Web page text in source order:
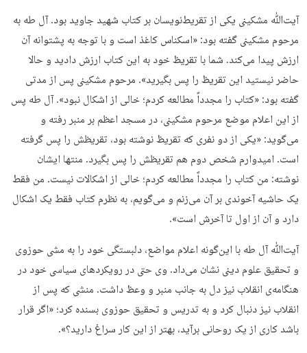
آیت‌ﷲ مشکینی یکی از تقریط‌نویسان بر کتاب شهید جاوید بود. آل طه به
مرحوم مشکینی گفته بود: «اسکناس کاغذ است و با توجه به پشتوانه آن
ارزش پیدا می‌کند. شما با تقریظ خود به این کتاب ارزش دادید و حالا
حاضر نیستید این تقریظ را پس بگیرید». مرحوم مشکینی پس از مدتی
گفته بود: «کتاب را مجدداً مطالعه کردم؛ خالی از اشکال نبود». آل طه پس
از این اعلام موضع مرحوم مشکینی، در مسجد اعظم بر منبر رفته و
می‌گوید: «یکی از دو نفری که تقریظ نوشته بود، تقریظش را پس گرفته
است. امیدوارم شخص دوم هم تقریظش را پس بگیرد. منتها ایشان
نوشته: من کتاب را مجدداً مطالعه کردم؛ خالی از اشکالات نیست. من فقط
یک حاشیه آخوندی بر آن می‌زنم و می‌گویم، به نظرم کتاب فقط یک اشکال
دارد و آن از اول تا آخرش است».
آیت‌ﷲ آل طه با این‌گونه اعلام مواضع، دلبستگی خود را به مشی حوزوی
و تحقیق علوم دینی نشان می‌داد. وی حتی در رویکردهای سیاسی خود در
هنگامه‌ی انقلاب نیز دل به جانب منبر و وعظ داشت. منشی که پس از
انقلاب نیز دنبال کرد و به تدریس و تحقیق حوزوی بسنده کرد؛ «اگر قرار
باشد کاری از یک روحانی برآید، بهتر از این کار سراغ دارید؟».